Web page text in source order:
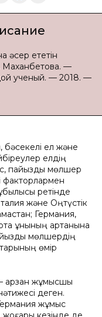
әсер ететін
Маханбетова. —
ученый. — 2018. —
бәсекелі ел және
елдің
пайыздық мөлшер
факторлармен
ретінде
және Оңтүстік
Германия,
құнының артқанына
мөлшердің
өмір
– арзан жұмысшы
деген.
жұмыс